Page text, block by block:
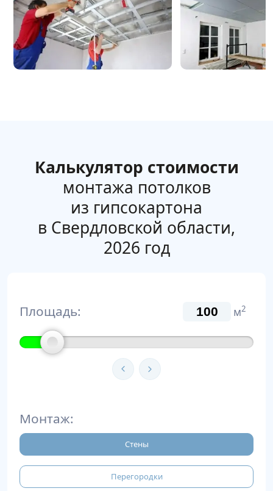
Калькулятор стоимости
монтажа потолков
из гипсокартона
в Свердловской области,
2026 год
Площадь: м2
Монтаж:
Стены
Перегородки